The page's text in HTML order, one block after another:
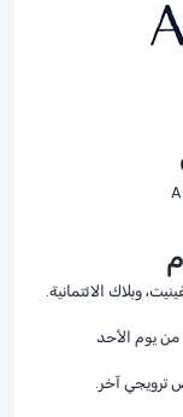
وبلاك الائتمانية.
من 1 ظهراً حتى 6 مساءً من يوم الأحد
ترويجي آخر.